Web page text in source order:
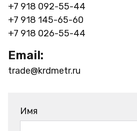
+7 918 092-55-44
+7 918 145-65-60
+7 918 026-55-44
Email:
trade@krdmetr.ru
Имя